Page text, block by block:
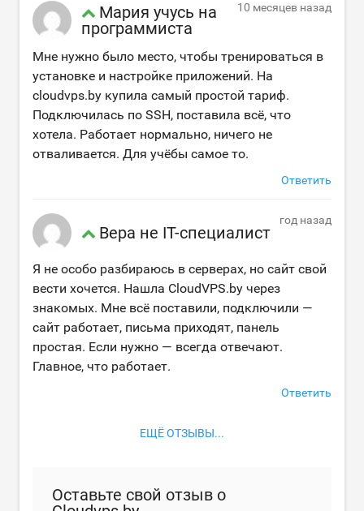
Мария учусь на
программиста
10 месяцев назад
Мне нужно было место, чтобы тренироваться в
установке и настройке приложений. На
cloudvps.by купила самый простой тариф.
Подключилась по SSH, поставила всё, что
хотела. Работает нормально, ничего не
отваливается. Для учёбы самое то.
Ответить
Вера не IT-специалист
год назад
Я не особо разбираюсь в серверах, но сайт свой
вести хочется. Нашла CloudVPS.by через
знакомых. Мне всё поставили, подключили —
сайт работает, письма приходят, панель
простая. Если нужно — всегда отвечают.
Главное, что работает.
Ответить
ЕЩЁ ОТЗЫВЫ...
Оставьте свой отзыв о